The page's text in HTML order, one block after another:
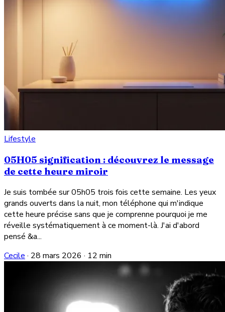
Lifestyle
05H05 signification : découvrez le message
de cette heure miroir
Je suis tombée sur 05h05 trois fois cette semaine. Les yeux
grands ouverts dans la nuit, mon téléphone qui m'indique
cette heure précise sans que je comprenne pourquoi je me
réveille systématiquement à ce moment-là. J'ai d'abord
pensé &a...
Cecile · 28 mars 2026 · 12 min